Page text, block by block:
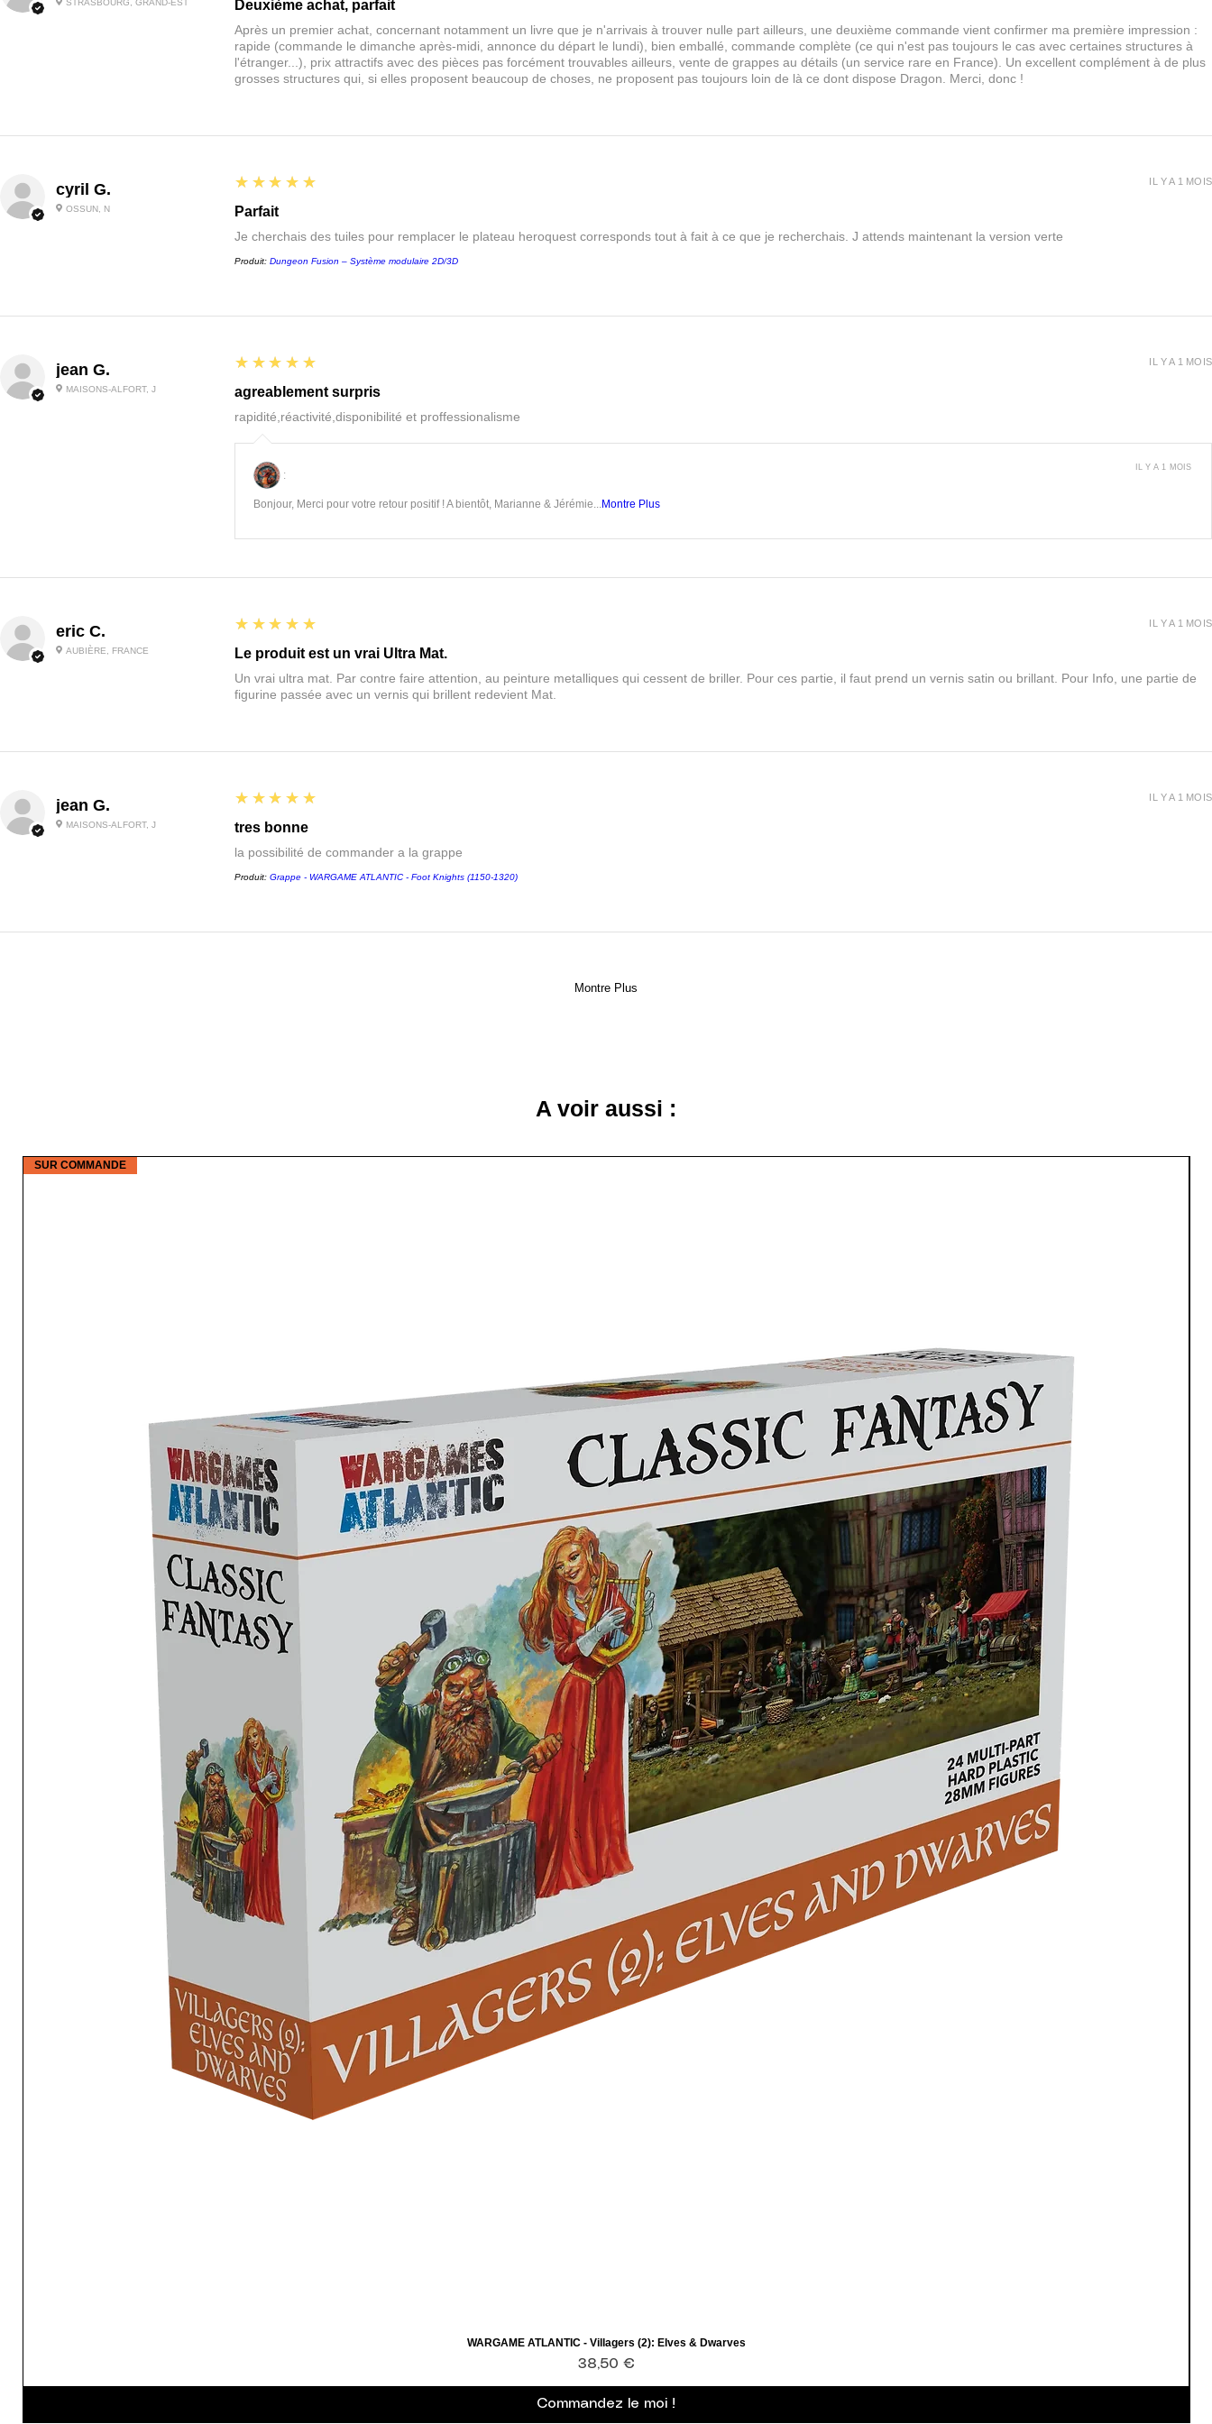
STRASBOURG, GRAND-EST Deuxième achat, parfait
Après un premier achat, concernant notamment un livre que je n'arrivais à trouver nulle part ailleurs, une deuxième commande vient confirmer ma première impression :
rapide (commande le dimanche après-midi, annonce du départ le lundi), bien emballé, commande complète (ce qui n'est pas toujours le cas avec certaines structures à
l'étranger...), prix attractifs avec des pièces pas forcément trouvables ailleurs, vente de grappes au détails (un service rare en France). Un excellent complément à de plus
grosses structures qui, si elles proposent beaucoup de choses, ne proposent pas toujours loin de là ce dont dispose Dragon. Merci, donc !
cyril G.
OSSUN, N
5
★★★★★
Parfait
Je cherchais des tuiles pour remplacer le plateau heroquest corresponds tout à fait à ce que je recherchais. J attends maintenant la version verte
Produit: Dungeon Fusion – Système modulaire 2D/3D
IL Y A 1 MOIS
jean G.
MAISONS-ALFORT, J
5
★★★★★
agreablement surpris
rapidité,réactivité,disponibilité et proffessionalisme
IL Y A 1 MOIS
:
Bonjour, Merci pour votre retour positif ! A bientôt, Marianne & Jérémie...Montre Plus
IL Y A 1 MOIS
eric C.
AUBIÈRE, FRANCE
5
★★★★★
Le produit est un vrai Ultra Mat.
Un vrai ultra mat. Par contre faire attention, au peinture metalliques qui cessent de briller. Pour ces partie, il faut prend un vernis satin ou brillant. Pour Info, une partie de
figurine passée avec un vernis qui brillent redevient Mat.
IL Y A 1 MOIS
jean G.
MAISONS-ALFORT, J
5
★★★★★
tres bonne
la possibilité de commander a la grappe
Produit: Grappe - WARGAME ATLANTIC - Foot Knights (1150-1320)
IL Y A 1 MOIS
Montre Plus
A voir aussi :
Aperçu rapide
SUR COMMANDE
WARGAME ATLANTIC - Villagers (2): Elves & Dwarves
Prix
38,50 €
Commandez le moi !